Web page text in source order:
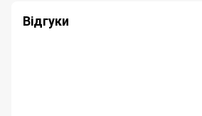
Відгуки